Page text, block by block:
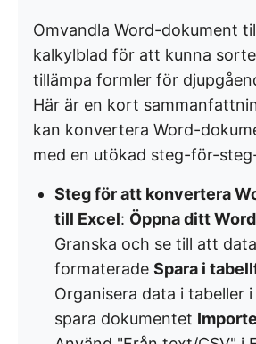
Omvandla Word-dokument
kalkylblad för att kunna
tillämpa formler för
Här är en kort
kan konvertera Word-
med en utökad steg-för-
Steg för att konvertera
till Excel: Öppna ditt
Granska och se till att
formaterade Spara i
Organisera data i tabeller
spara dokumentet